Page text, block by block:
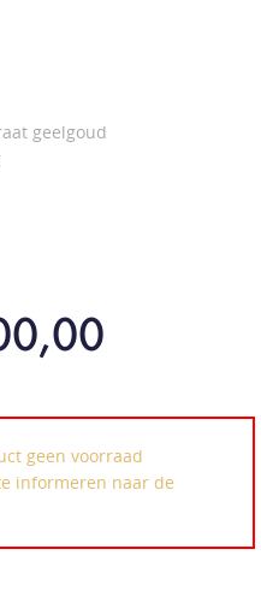
geelgoud
geen voorraad
informeren naar de